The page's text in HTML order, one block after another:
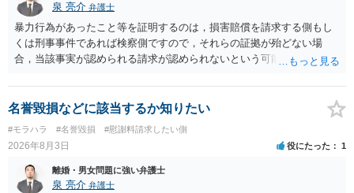
泉 亮介 弁護士
暴力行為があったこと等を証明するのは，損害賠償を請求する側もし
くは刑事事件であれば検察側ですので，それらの証拠が殆どない場
合，当該事実が認められる請求が認められないという可能性はあるで
名誉毀損などに該当するか知りたい
#モラハラ #名誉毀損 #慰謝料請求したい側
2026年8月3日 役にたった 1
離婚・男女問題に強い弁護士
泉 亮介 弁護士